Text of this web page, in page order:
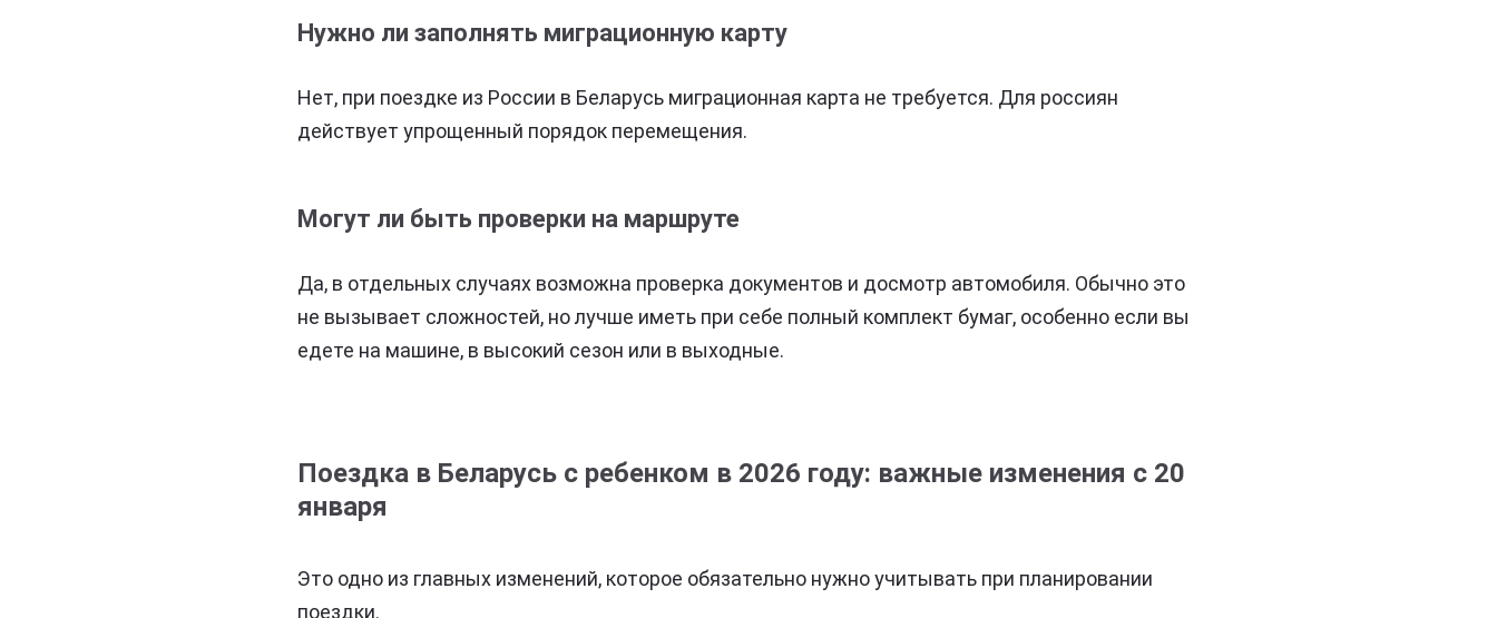
Нужно ли заполнять миграционную карту
Нет, при поездке из России в Беларусь миграционная карта не требуется. Для россиян
действует упрощенный порядок перемещения.
Могут ли быть проверки на маршруте
Да, в отдельных случаях возможна проверка документов и досмотр автомобиля. Обычно это
не вызывает сложностей, но лучше иметь при себе полный комплект бумаг, особенно если вы
едете на машине, в высокий сезон или в выходные.
Поездка в Беларусь с ребенком в 2026 году: важные изменения с 20
января
Это одно из главных изменений, которое обязательно нужно учитывать при планировании
поездки.